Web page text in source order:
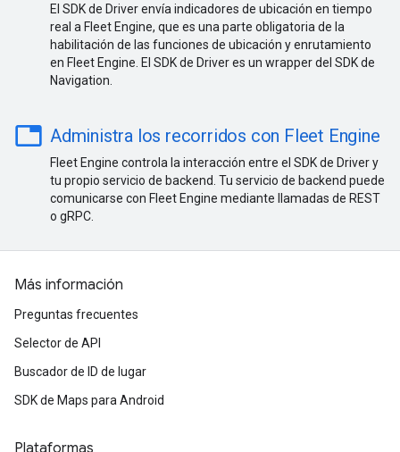
El SDK de Driver envía indicadores de ubicación en tiempo
real a Fleet Engine, que es una parte obligatoria de la
habilitación de las funciones de ubicación y enrutamiento
en Fleet Engine. El SDK de Driver es un wrapper del SDK de
Navigation.
table
Administra los recorridos con Fleet Engine
Fleet Engine controla la interacción entre el SDK de Driver y
tu propio servicio de backend. Tu servicio de backend puede
comunicarse con Fleet Engine mediante llamadas de REST
o gRPC.
Más información
Preguntas frecuentes
Selector de API
Buscador de ID de lugar
SDK de Maps para Android
Plataformas